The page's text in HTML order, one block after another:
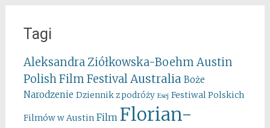
Tagi
Aleksandra Ziółkowska-Boehm Austin
Polish Film Festival Australia Boże
Narodzenie Dziennik z podróży Esej Festiwal Polskich
Filmów w Austin Film Florian-